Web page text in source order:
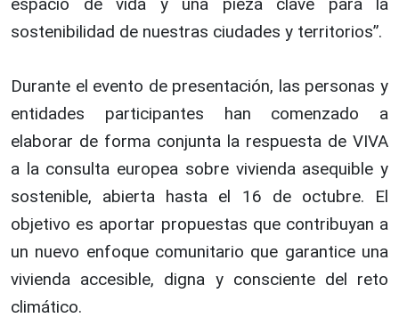
espacio de vida y una pieza clave para la
sostenibilidad de nuestras ciudades y territorios”.
Durante el evento de presentación, las personas y
entidades participantes han comenzado a
elaborar de forma conjunta la respuesta de VIVA
a la consulta europea sobre vivienda asequible y
sostenible, abierta hasta el 16 de octubre. El
objetivo es aportar propuestas que contribuyan a
un nuevo enfoque comunitario que garantice una
vivienda accesible, digna y consciente del reto
climático.